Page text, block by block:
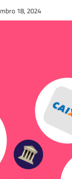
18, 2024